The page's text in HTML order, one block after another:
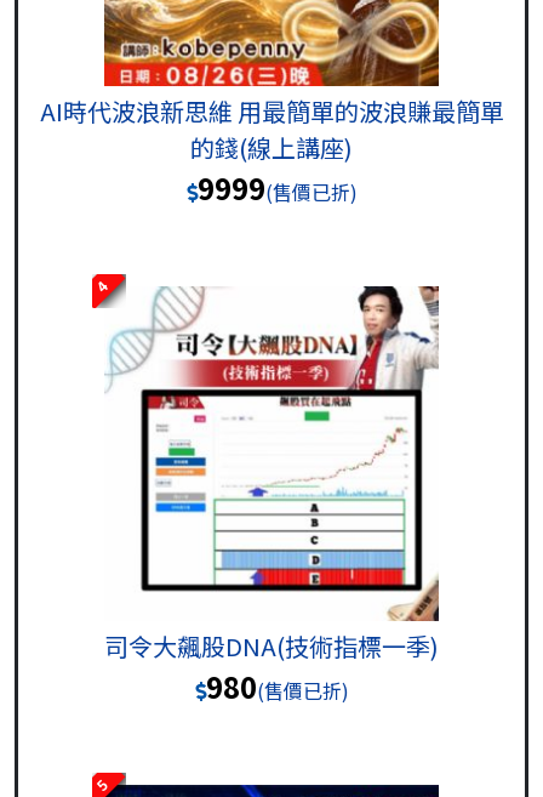
AI時代波浪新思維 用最簡單的波浪賺最簡單
的錢(線上講座)
9999(售價已折)
4
司令大飆股DNA(技術指標一季)
980(售價已折)
5